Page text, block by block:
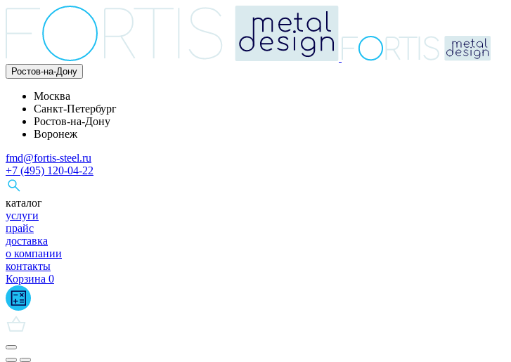
Ростов-на-Дону
Москва
Санкт-Петербург
Ростов-на-Дону
Воронеж
fmd@fortis-steel.ru
+7 (495) 120-04-22
каталог
услуги
прайс
доставка
о компании
контакты
Корзина 0